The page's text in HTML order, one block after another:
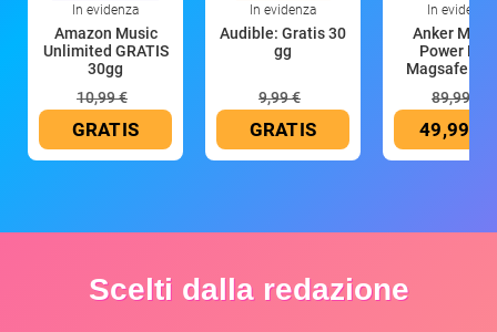
In evidenza
Amazon Music
Unlimited GRATIS
30gg
10,99 €
GRATIS
In evidenza
Audible: Gratis 30
gg
9,99 €
GRATIS
In evidenza
Anker
Power
Magsafe
89,99 €
49,99 €
Scelti dalla redazione